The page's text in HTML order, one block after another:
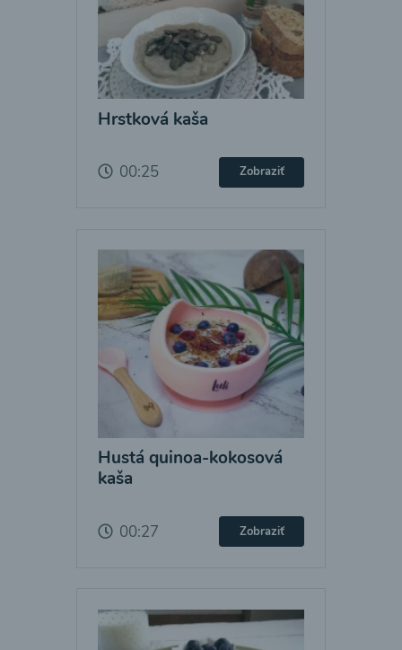
Hrstková kaša
00:25 Zobraziť
Hustá quinoa-kokosová
kaša
00:27 Zobraziť